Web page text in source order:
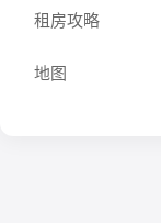
租房攻略
地图